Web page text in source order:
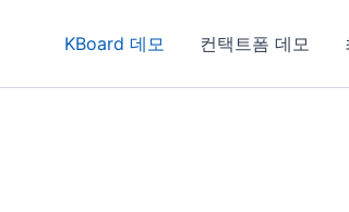
KBoard 데모 컨택트폼 데모